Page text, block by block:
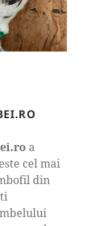
a
cel mai
din